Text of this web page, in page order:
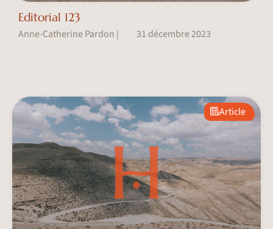
Editorial 123
Anne-Catherine Pardon | 31 décembre 2023
Article